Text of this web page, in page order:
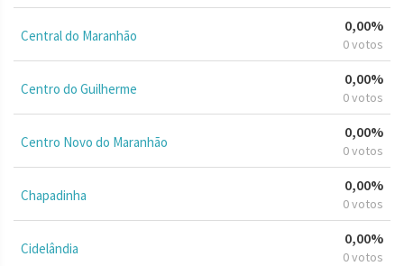
Central do Maranhão
0,00%
0 votos
Centro do Guilherme
0,00%
0 votos
Centro Novo do Maranhão
0,00%
0 votos
Chapadinha
0,00%
0 votos
Cidelândia
0,00%
0 votos